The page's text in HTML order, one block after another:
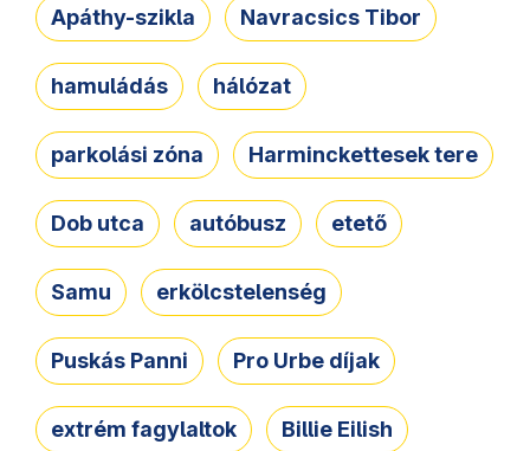
Apáthy-szikla Navracsics Tibor
hamuládás hálózat
parkolási zóna Harminckettesek tere
Dob utca autóbusz etető
Samu erkölcstelenség
Puskás Panni Pro Urbe díjak
extrém fagylaltok Billie Eilish